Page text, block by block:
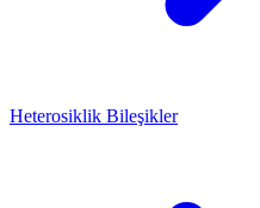
Heterosiklik Bileşikler